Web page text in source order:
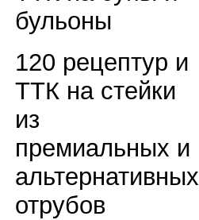
бульоны
120 рецептур и
ТТК на стейки
из
премиальных и
альтернативных
отрубов